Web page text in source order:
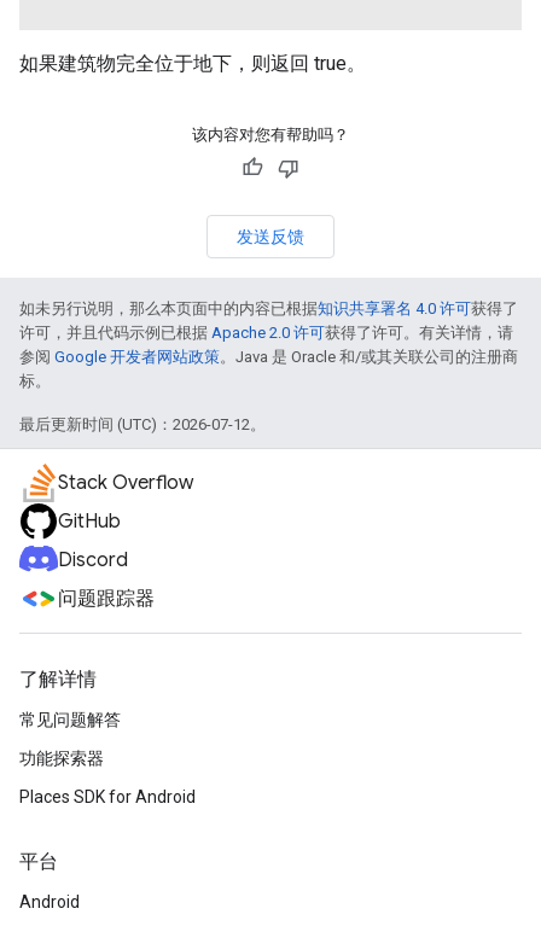
如果建筑物完全位于地下，则返回 true。
该内容对您有帮助吗？
发送反馈
如未另行说明，那么本页面中的内容已根据知识共享署名 4.0 许可获得了
许可，并且代码示例已根据 Apache 2.0 许可获得了许可。有关详情，请
参阅 Google 开发者网站政策。Java 是 Oracle 和/或其关联公司的注册商
标。
最后更新时间 (UTC)：2026-07-12。
Stack Overflow
GitHub
Discord
问题跟踪器
了解详情
常见问题解答
功能探索器
Places SDK for Android
平台
Android